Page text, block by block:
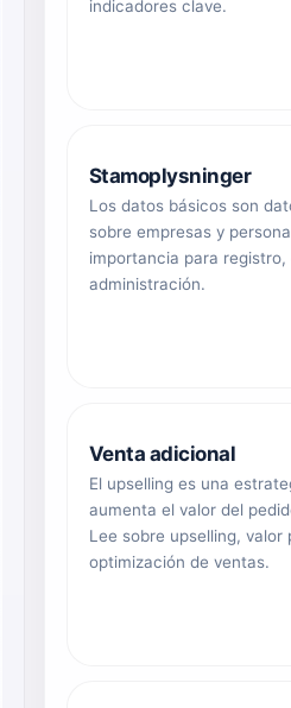
indicadores clave.
Stamoplysninger
Los datos básicos son
sobre empresas y
importancia para
administración.
Venta adicional
El upselling es una
aumenta el valor del
Lee sobre upselling, valor
optimización de ventas.